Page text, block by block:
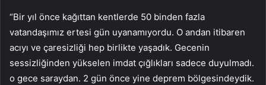
“Bir yıl önce kağıttan kentlerde 50 binden fazla
vatandaşımız ertesi gün uyanamıyordu. O andan itibaren
acıyı ve çaresizliği hep birlikte yaşadık. Gecenin
sessizliğinden yükselen imdat çığlıkları sadece duyulmadı.
o gece saraydan. 2 gün önce yine deprem bölgesindeydik.